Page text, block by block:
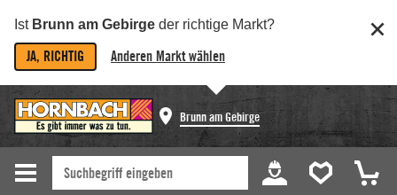
Ist Brunn am Gebirge der richtige Markt?
JA, RICHTIG Anderen Markt wählen
Brunn am Gebirge